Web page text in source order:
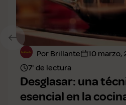
Por Brillante
10 marzo,
7' de lectura
Desglasar: una
esencial en la